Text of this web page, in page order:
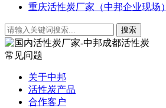
重庆活性炭厂家（中邦企业现场）
常见问题
关于中邦
活性炭产品
合作客户